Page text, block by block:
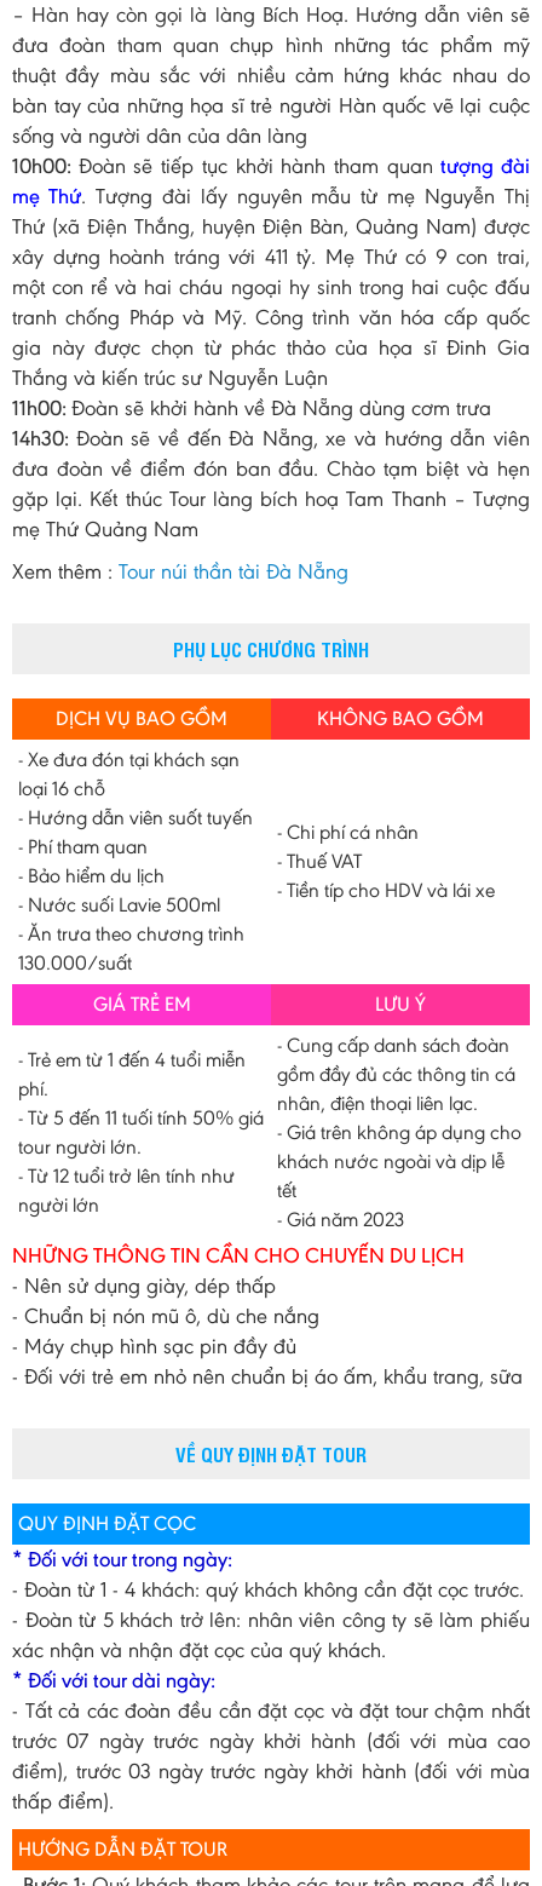
– Hàn hay còn gọi là làng Bích Hoạ. Hướng dẫn viên sẽ
đưa đoàn tham quan chụp hình những tác phẩm mỹ
thuật đầy màu sắc với nhiều cảm hứng khác nhau do
bàn tay của những họa sĩ trẻ người Hàn quốc vẽ lại cuộc
sống và người dân của dân làng
10h00: Đoàn sẽ tiếp tục khởi hành tham quantượng đài
mẹ Thứ. Tượng đài lấy nguyên mẫu từ mẹ Nguyễn Thị
Thứ (xã Điện Thắng, huyện Điện Bàn, Quảng Nam) được
xây dựng hoành tráng với 411 tỷ. Mẹ Thứ có 9 con trai,
một con rể và hai cháu ngoại hy sinh trong hai cuộc đấu
tranh chống Pháp và Mỹ. Công trình văn hóa cấp quốc
gia này được chọn từ phác thảo của họa sĩ Đinh Gia
Thắng và kiến trúc sư Nguyễn Luận
11h00: Đoàn sẽ khởi hành về Đà Nẵng dùng cơm trưa
14h30: Đoàn sẽ về đến Đà Nẵng, xe và hướng dẫn viên
đưa đoàn về điểm đón ban đầu. Chào tạm biệt và hẹn
gặp lại. Kết thúc Tour làng bích hoạ Tam Thanh – Tượng
mẹ Thứ Quảng Nam
Xem thêm : Tour núi thần tài Đà Nẵng
PHỤ LỤC CHƯƠNG TRÌNH
DỊCH VỤ BAO GỒM
KHÔNG BAO GỒM
- Xe đưa đón tại khách sạn
loại 16 chỗ
- Hướng dẫn viên suốt tuyến
- Phí tham quan
- Bảo hiểm du lịch
- Nước suối Lavie 500ml
- Ăn trưa theo chương trình
130.000/suất
- Chi phí cá nhân
- Thuế VAT
- Tiền típ cho HDV và lái xe
GIÁ TRẺ EM LƯU Ý
- Trẻ em từ 1 đến 4 tuổi miễn
phí.
- Từ 5 đến 11 tuối tính 50% giá
tour người lớn.
- Từ 12 tuổi trở lên tính như
người lớn
- Cung cấp danh sách đoàn
gồm đầy đủ các thông tin cá
nhân, điện thoại liên lạc.
- Giá trên không áp dụng cho
khách nước ngoài và dịp lễ
tết
- Giá năm 2023
NHỮNG THÔNG TIN CẦN CHO CHUYẾN DU LỊCH
- Nên sử dụng giày, dép thấp
- Chuẩn bị nón mũ ô, dù che nắng
- Máy chụp hình sạc pin đầy đủ
- Đối với trẻ em nhỏ nên chuẩn bị áo ấm, khẩu trang, sữa
VỀ QUY ĐỊNH ĐẶT TOUR
QUY ĐỊNH ĐẶT CỌC
* Đối với tour trong ngày:
- Đoàn từ 1 - 4 khách: quý khách không cần đặt cọc trước.
- Đoàn từ 5 khách trở lên: nhân viên công ty sẽ làm phiếu
xác nhận và nhận đặt cọc của quý khách.
* Đối với tour dài ngày:
- Tất cả các đoàn đều cần đặt cọc và đặt tour chậm nhất
trước 07 ngày trước ngày khởi hành (đối với mùa cao
điểm), trước 03 ngày trước ngày khởi hành (đối với mùa
thấp điểm).
HƯỚNG DẪN ĐẶT TOUR